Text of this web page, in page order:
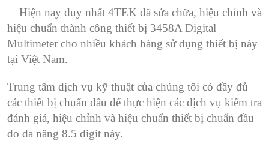
Hiện nay duy nhất 4TEK đã sửa chữa, hiệu chỉnh và
hiệu chuẩn thành công thiết bị 3458A Digital
Multimeter cho nhiều khách hàng sử dụng thiết bị này
tại Việt Nam.
Trung tâm dịch vụ kỹ thuật của chúng tôi có đầy đủ
các thiết bị chuẩn đầu để thực hiện các dịch vụ kiểm tra
đánh giá, hiệu chỉnh và hiệu chuẩn thiết bị chuẩn đầu
đo đa năng 8.5 digit này.